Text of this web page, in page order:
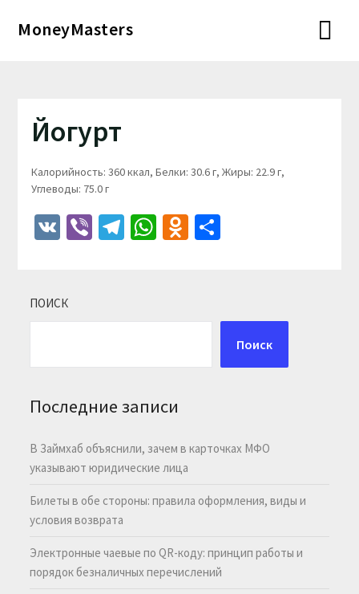
MoneyMasters
Йогурт
Калорийность: 360 ккал, Белки: 30.6 г, Жиры: 22.9 г,
Углеводы: 75.0 г
VKViberTelegram
WhatsApp
Odnoklassniki
Отправить
ПОИСК
Поиск
Последние записи
В Займхаб объяснили, зачем в карточках МФО
указывают юридические лица
Билеты в обе стороны: правила оформления, виды и
условия возврата
Электронные чаевые по QR-коду: принцип работы и
порядок безналичных перечислений